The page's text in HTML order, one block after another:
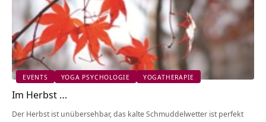
EVENTS YOGA PSYCHOLOGIE YOGATHERAPIE
Im Herbst …
Der Herbst ist unübersehbar, das kalte Schmuddelwetter ist perfekt